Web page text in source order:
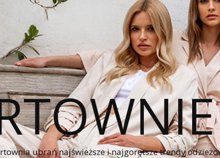
ubrań najświeższe i najgorętsze trendy